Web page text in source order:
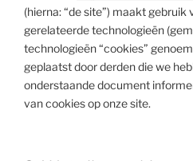
(hierna: “de site”) maakt
gerelateerde technologieën
technologieën “cookies”
geplaatst door derden die we
onderstaande document
van cookies op onze site.